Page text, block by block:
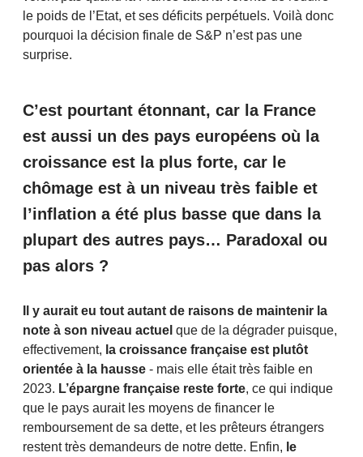
le poids de l’Etat, et ses déficits perpétuels. Voilà donc
pourquoi la décision finale de S&P n’est pas une
surprise.
C’est pourtant étonnant, car la France
est aussi un des pays européens où la
croissance est la plus forte, car le
chômage est à un niveau très faible et
l’inflation a été plus basse que dans la
plupart des autres pays… Paradoxal ou
pas alors ?
Il y aurait eu tout autant de raisons de maintenir la
note à son niveau actuel que de la dégrader puisque,
effectivement, la croissance française est plutôt
orientée à la hausse - mais elle était très faible en
2023. L’épargne française reste forte, ce qui indique
que le pays aurait les moyens de financer le
remboursement de sa dette, et les prêteurs étrangers
restent très demandeurs de notre dette. Enfin, le